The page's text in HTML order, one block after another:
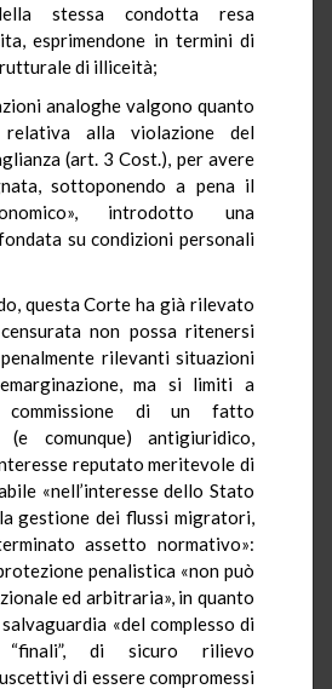
stessa condotta resa
esprimendone in termini di
di illiceità;
analoghe valgono quanto
relativa alla violazione del
(art. 3 Cost.), per avere
sottoponendo a pena il
introdotto una
su condizioni personali
questa Corte ha già rilevato
non possa ritenersi
rilevanti situazioni
ma si limiti a
commissione di un fatto
(e comunque) antigiuridico,
reputato meritevole di
«nell’interesse dello Stato
gestione dei flussi migratori,
assetto normativo»:
penalistica «non può
ed arbitraria», in quanto
«del complesso di
di sicuro rilievo
di essere compromessi